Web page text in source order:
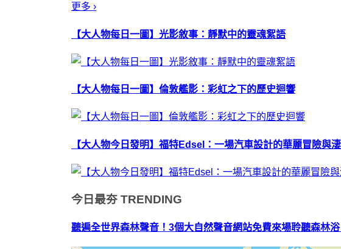
更多 ›
【大人物每日一圖】光影敘事：靜默中的靈魂絮語
【大人物每日一圖】倫敦艦影：彩虹之下的歷史迴響
【大人物今日發明】福特Edsel：一場汽車設計的華麗冒險與
今日最夯 TRENDING
聽遍全世界森林聲音！3個大自然聲音網站免費來場聆聽森林